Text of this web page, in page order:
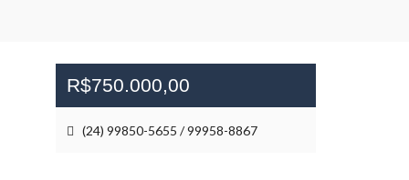
R$750.000,00
(24) 99850-5655 / 99958-8867